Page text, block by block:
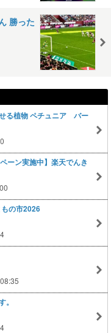
勝った
る植物 ペチュニア バー
ーン実施中】楽天でんき
の市2026
。